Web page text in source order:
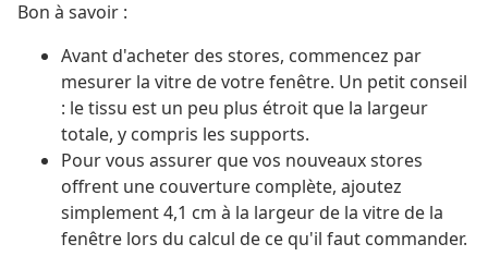
Bon à savoir :
Avant d'acheter des stores, commencez par
mesurer la vitre de votre fenêtre. Un petit conseil
: le tissu est un peu plus étroit que la largeur
totale, y compris les supports.
Pour vous assurer que vos nouveaux stores
offrent une couverture complète, ajoutez
simplement 4,1 cm à la largeur de la vitre de la
fenêtre lors du calcul de ce qu'il faut commander.